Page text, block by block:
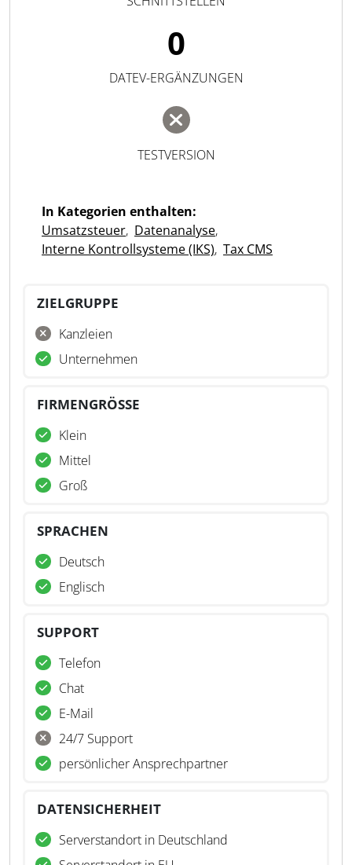
0
DATEV-ERGÄNZUNGEN
TESTVERSION
In Kategorien enthalten:
Umsatzsteuer, Datenanalyse,
Interne Kontrollsysteme (IKS), Tax CMS
ZIELGRUPPE
Kanzleien
Unternehmen
FIRMENGRÖSSE
Klein
Mittel
Groß
SPRACHEN
Deutsch
Englisch
SUPPORT
Telefon
Chat
E-Mail
24/7 Support
persönlicher Ansprechpartner
DATENSICHERHEIT
Serverstandort in Deutschland